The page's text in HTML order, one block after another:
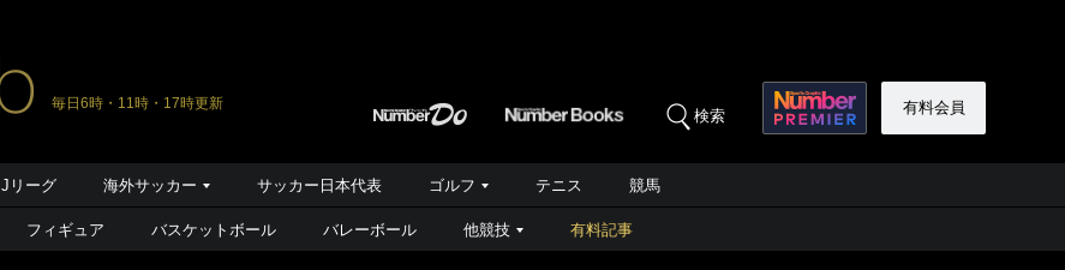
毎日6時・11時・17時更新
検索 有料会員
Jリーグ 海外サッカー サッカー日本代表 ゴルフ テニス 競馬
フィギュア バスケットボール バレーボール 他競技 有料記事